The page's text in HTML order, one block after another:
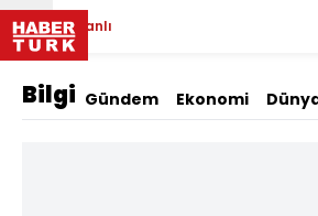
Canlı
Bilgi Gündem Ekonomi